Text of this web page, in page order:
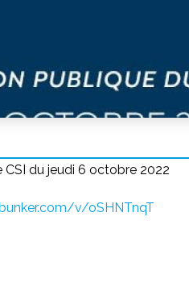
CSI du jeudi 6 octobre 2022
v/oSHNTnqT